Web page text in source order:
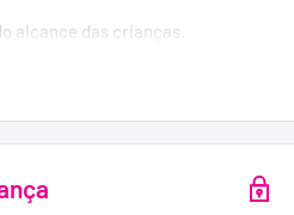
alcance das crianças.